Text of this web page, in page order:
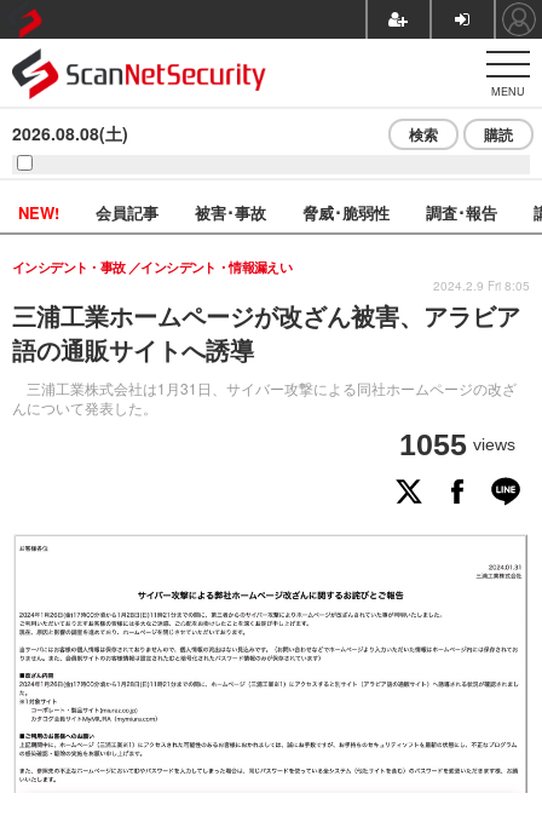
MENU
2026.08.08(土) 検索 購読
NEW! 会員記事 被害･事故 脅威･脆弱性 調査･報告
三浦工業ホームページが改ざん被害、アラビア
語の通販サイトへ誘導
三浦工業株式会社は1月31日、サイバー攻撃による同社ホームページの改ざ
んについて発表した。
インシデント・事故 インシデント・情報漏えい
1055 views
2024.2.9 Fri 8:05